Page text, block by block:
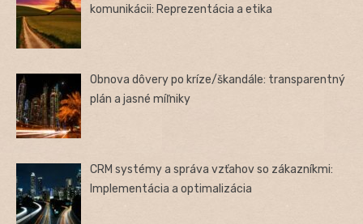
komunikácii: Reprezentácia a etika
Obnova dôvery po kríze/škandále: transparentný
plán a jasné míľniky
CRM systémy a správa vzťahov so zákazníkmi:
Implementácia a optimalizácia